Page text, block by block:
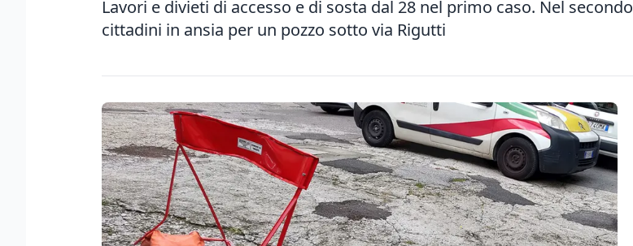
Lavori e divieti di accesso e di sosta dal 28 nel primo caso. Nel secondo
cittadini in ansia per un pozzo sotto via Rigutti